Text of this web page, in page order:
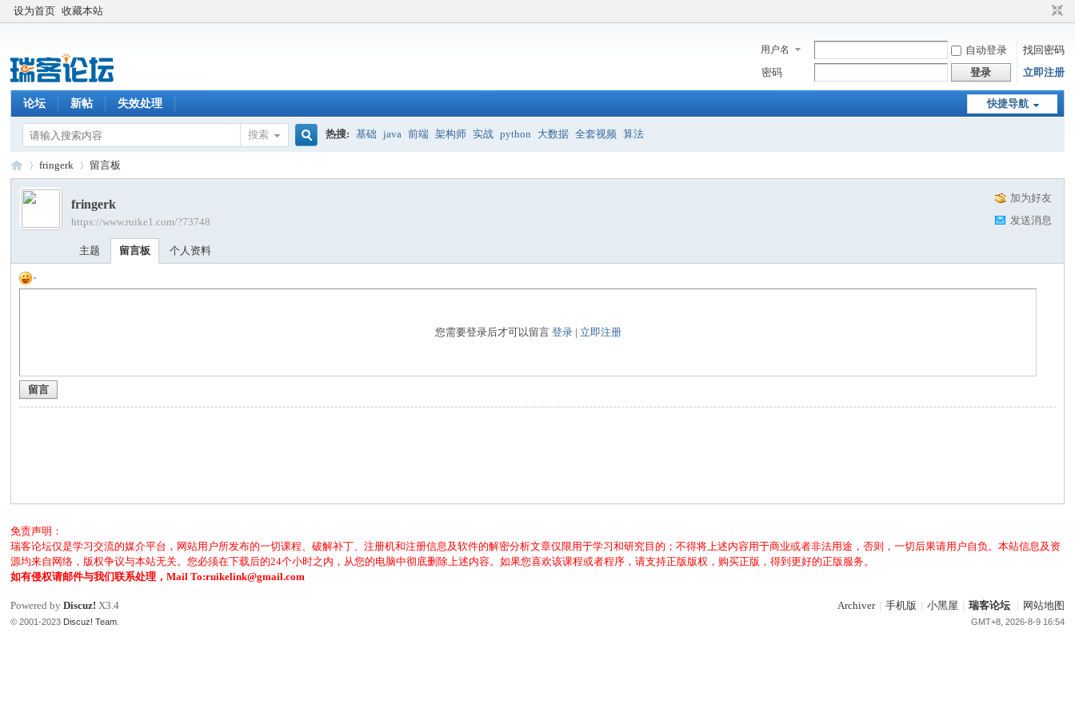
设为首页 收藏本站
用户名 自动登录
找回密码
密码
登录 立即注册
快捷导航
论坛 新帖 失效处理
搜索 热搜: 基础 java 前端 架构师 实战 python 大数据 全套视频 算法
论
›
fringerk 留言板
加为好友
发送消息
fringerk
https://www.ruike1.com/?73748
主题 留言板 个人资料
您需要登录后才可以留言 登录| 立即注册
留言
免责声明：
瑞客论坛仅是学习交流的媒介平台，网站用户所发布的一切课程、破解补丁、注册机和注册信息及软件的解密分析文章仅限用于学习和研究目的；不得将上述内容用于商业或者非法用途，否则，一切后果请用户自负。本站信息及资
源均来自网络，版权争议与本站无关。您必须在下载后的24个小时之内，从您的电脑中彻底删除上述内容。如果您喜欢该课程或者程序，请支持正版版权，购买正版，得到更好的正版服务。
如有侵权请邮件与我们联系处理，Mail To:ruikelink@gmail.com
Archiver | 手机版 | 小黑屋 | 瑞客论坛 | 网站地图
GMT+8, 2026-8-9 16:54
Powered byDiscuz! X3.4
© 2001-2023 Discuz! Team